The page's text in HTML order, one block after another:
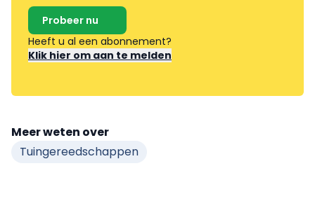
Probeer nu
Heeft u al een abonnement?
Klik hier om aan te melden
Meer weten over
Tuingereedschappen